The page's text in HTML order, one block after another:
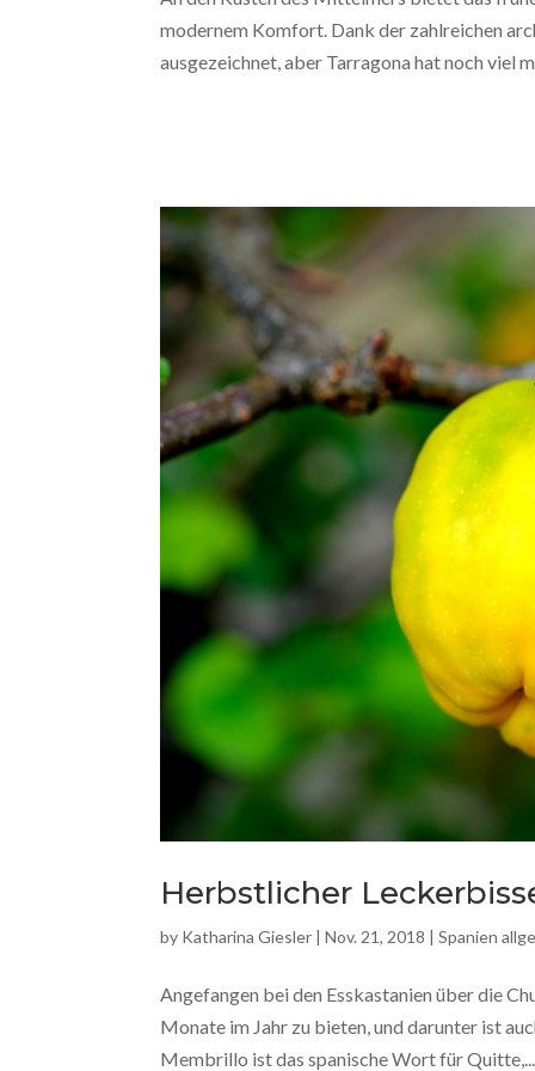
modernem Komfort. Dank der zahlreichen
ausgezeichnet, aber Tarragona hat noch viel
Herbstlicher
by Katharina Giesler |Nov. 21, 2018 |Spanien
Angefangen bei den Esskastanien über die
Monate im Jahr zu bieten, und darunter ist
Membrillo ist das spanische Wort für Quitte,...